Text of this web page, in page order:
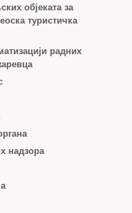
објеката за
туристичка
радних
надзора